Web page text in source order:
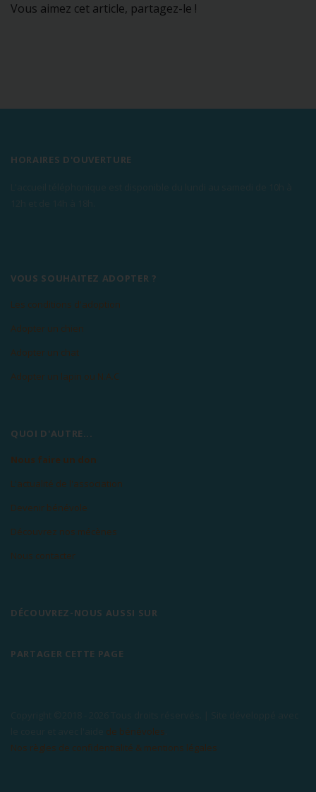
Vous aimez cet article, partagez-le !
HORAIRES D'OUVERTURE
VOUS SOUHAITEZ ADOPTER ?
Les conditions d'adoption
Adopter un chien
Adopter un chat
Adopter un lapin ou N.A.C
QUOI D'AUTRE...
Nous faire un don
L'actualité de l'association
Devenir bénévole
Découvrez nos mécènes
Nous contacter
DÉCOUVREZ-NOUS AUSSI SUR
PARTAGER CETTE PAGE
de bénévoles
Nos règles de confidentialité & mentions légales